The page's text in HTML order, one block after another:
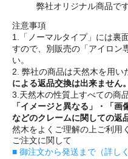
弊社オリジナル商品で
注意事項
1.「ノーマルタイプ」には裏
すので、別販売の「アイロン
い。
2. 弊社の商品は天然木を用い
による返品交換は出来ません。
3.天然木の性質上すべての商
「イメージと異なる」・「画
などのクレームに関しての返
然木をよくご理解の上ご利用
ご注文に関して
■ 御注文から発送まで（詳し